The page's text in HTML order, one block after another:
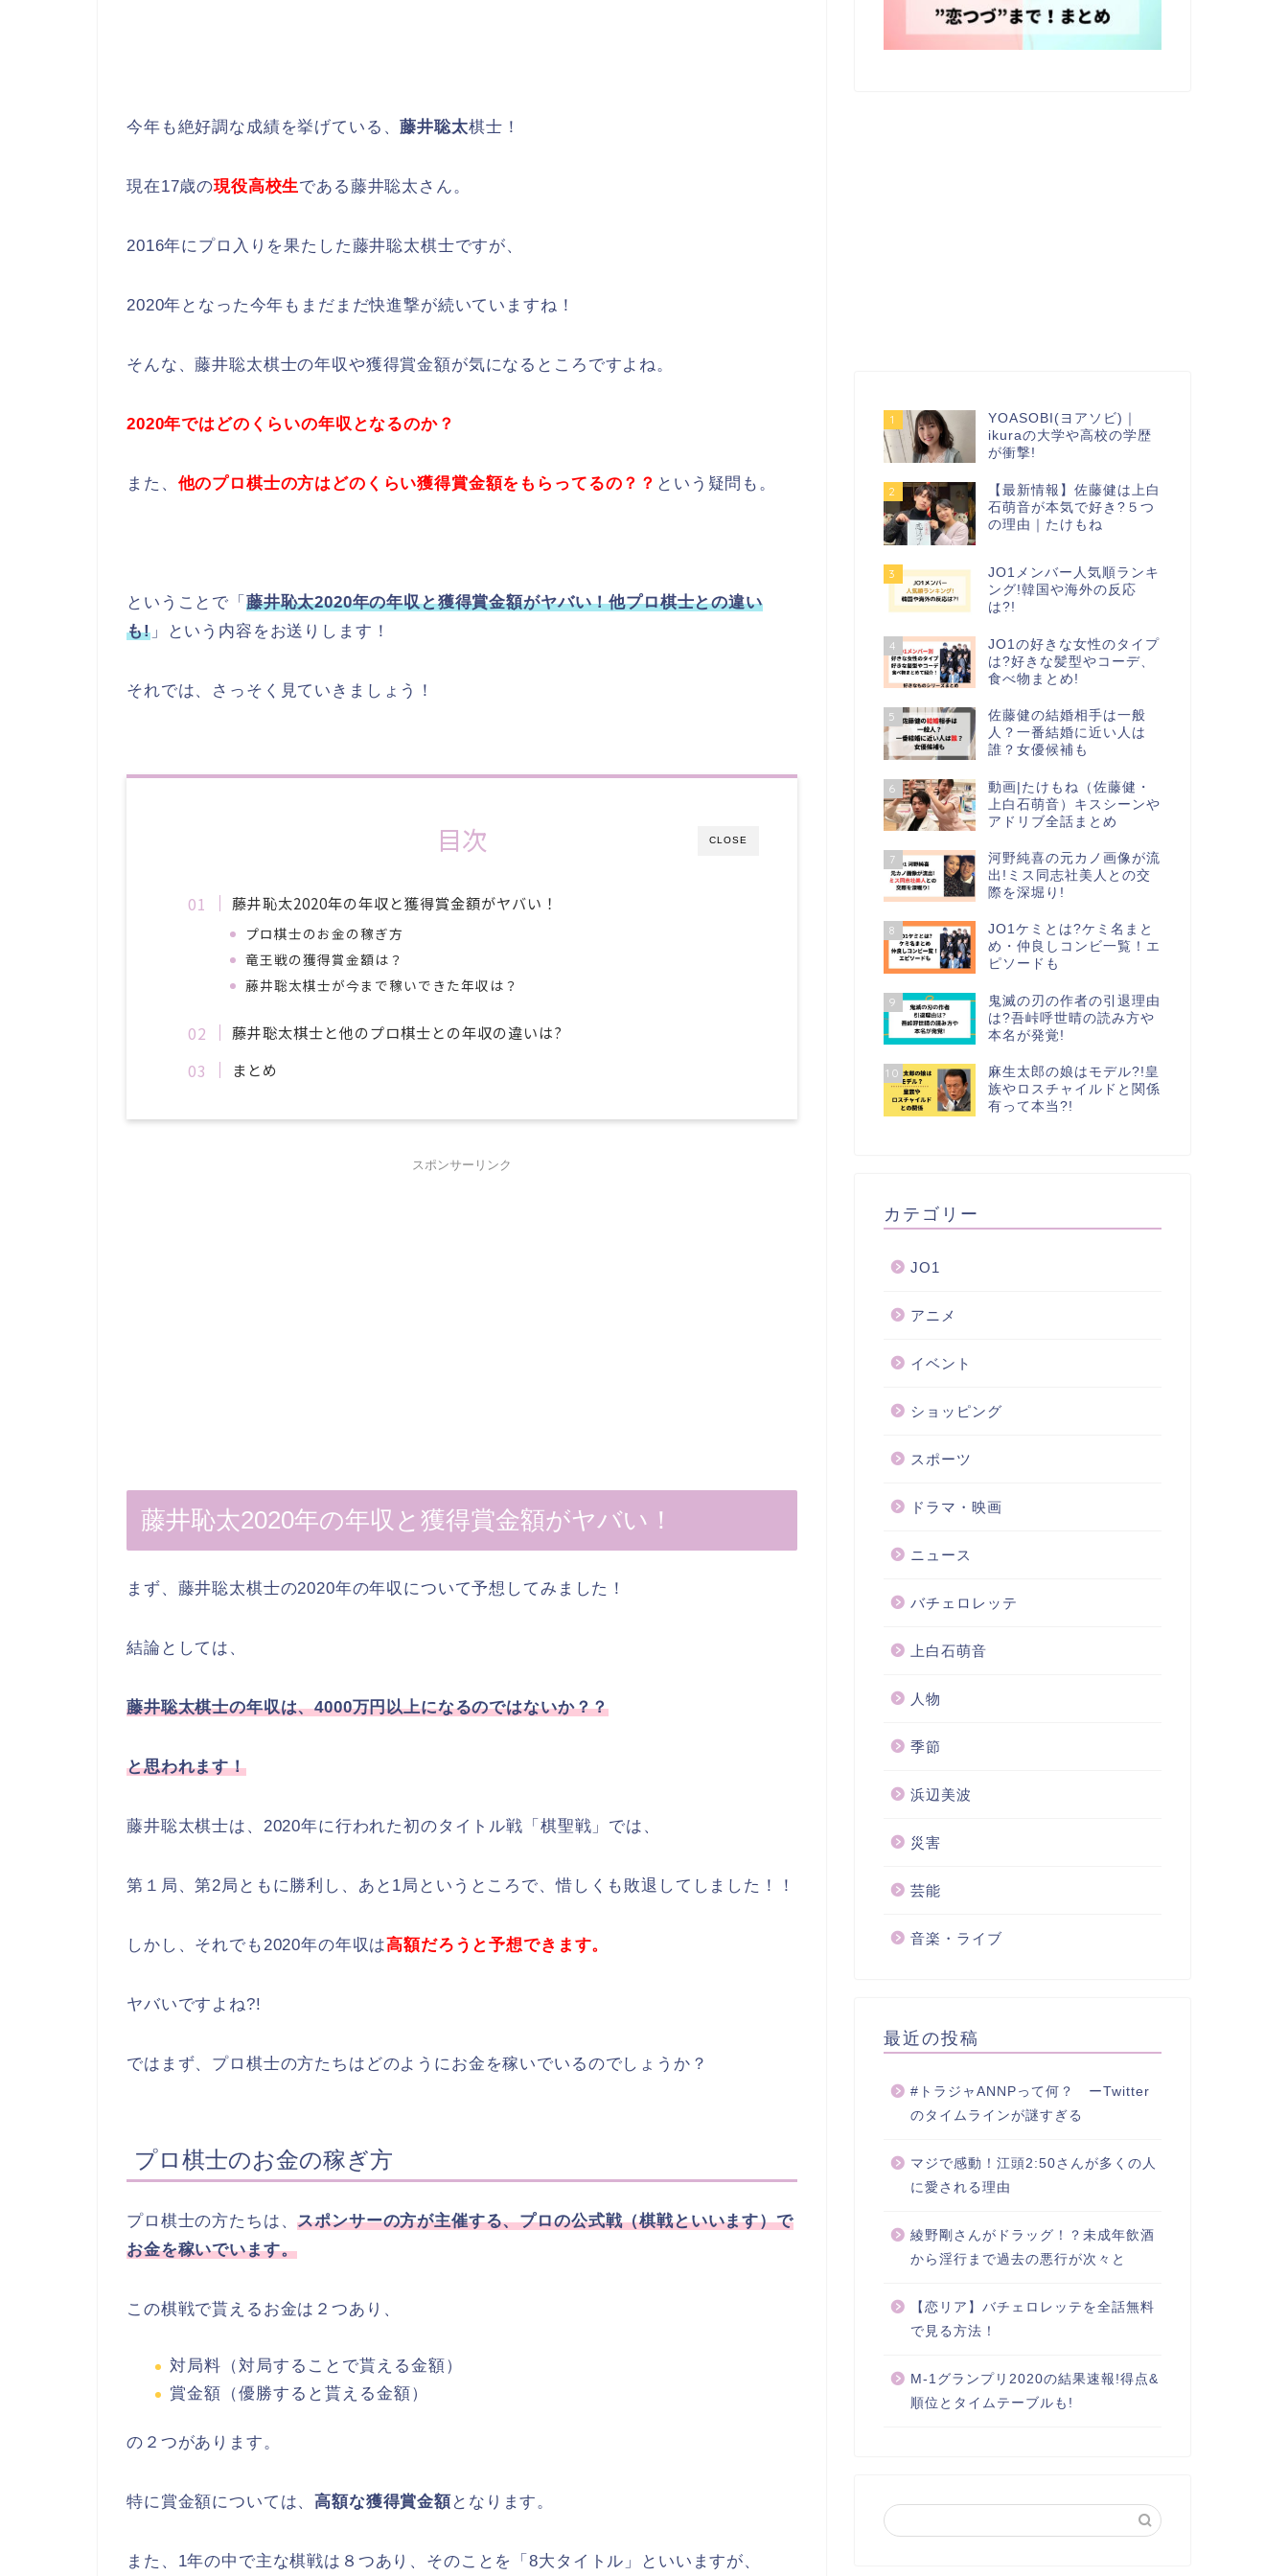
今年も絶好調な成績を挙げている、藤井聡太棋士！
現在17歳の現役高校生である藤井聡太さん。
2016年にプロ入りを果たした藤井聡太棋士ですが、
2020年となった今年もまだまだ快進撃が続いていますね！
そんな、藤井聡太棋士の年収や獲得賞金額が気になるところですよね。
2020年ではどのくらいの年収となるのか？
また、 他のプロ棋士の方はどのくらい獲得賞金額をもらってるの？？ という疑問も。
ということで「 藤井恥太2020年の年収と獲得賞金額がヤバい！他プロ棋士との違い
も!」という内容をお送りします！
それでは、さっそく見ていきましょう！
CLOSE
目次
藤井恥太2020年の年収と獲得賞金額がヤバい！
プロ棋士のお金の稼ぎ方
竜王戦の獲得賞金額は？
藤井聡太棋士が今まで稼いできた年収は？
藤井聡太棋士と他のプロ棋士との年収の違いは?
まとめ
スポンサーリンク
藤井恥太2020年の年収と獲得賞金額がヤバい！
まず、藤井聡太棋士の2020年の年収について予想してみました！
結論としては、
藤井聡太棋士の年収は、4000万円以上になるのではないか？？
と思われます！
藤井聡太棋士は、2020年に行われた初のタイトル戦「棋聖戦」では、
第１局、第2局ともに勝利し、あと1局というところで、惜しくも敗退してしました！！
しかし、それでも2020年の年収は高額だろうと予想できます。
ヤバいですよね?!
ではまず、プロ棋士の方たちはどのようにお金を稼いでいるのでしょうか？
プロ棋士のお金の稼ぎ方
プロ棋士の方たちは、スポンサーの方が主催する、プロの公式戦（棋戦といいます）で
お金を稼いでいます。
この棋戦で貰えるお金は２つあり、
対局料（対局することで貰える金額）
賞金額（優勝すると貰える金額）
の２つがあります。
特に賞金額については、高額な獲得賞金額となります。
また、1年の中で主な棋戦は８つあり、そのことを「8大タイトル」といいますが、
1
YOASOBI(ヨアソビ)｜
ikuraの大学や高校の学歴
が衝撃!
2
【最新情報】佐藤健は上白
石萌音が本気で好き?５つ
の理由｜たけもね
3
JO1メンバー人気順ランキ
ング!韓国や海外の反応
は?!
4
JO1の好きな女性のタイプ
は?好きな髪型やコーデ、
食べ物まとめ!
5
佐藤健の結婚相手は一般
人？一番結婚に近い人は
誰？女優候補も
6
動画|たけもね（佐藤健・
上白石萌音）キスシーンや
アドリブ全話まとめ
7
河野純喜の元カノ画像が流
出!ミス同志社美人との交
際を深堀り!
8
JO1ケミとは?ケミ名まと
め・仲良しコンビ一覧！エ
ピソードも
9
鬼滅の刃の作者の引退理由
は?吾峠呼世晴の読み方や
本名が発覚!
10
麻生太郎の娘はモデル?!皇
族やロスチャイルドと関係
有って本当?!
カテゴリー
JO1
アニメ
イベント
ショッピング
スポーツ
ドラマ・映画
ニュース
バチェロレッテ
上白石萌音
人物
季節
浜辺美波
災害
芸能
音楽・ライブ
最近の投稿
#トラジャANNPって何？ ーTwitter
のタイムラインが謎すぎる
マジで感動！江頭2:50さんが多くの人
に愛される理由
綾野剛さんがドラッグ！？未成年飲酒
から淫行まで過去の悪行が次々と
【恋リア】バチェロレッテを全話無料
で見る方法！
M-1グランプリ2020の結果速報!得点&
順位とタイムテーブルも!